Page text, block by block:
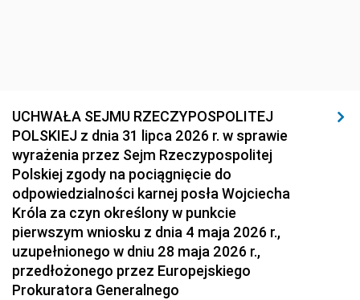
UCHWAŁA SEJMU RZECZYPOSPOLITEJ
POLSKIEJ z dnia 31 lipca 2026 r. w sprawie
wyrażenia przez Sejm Rzeczypospolitej
Polskiej zgody na pociągnięcie do
odpowiedzialności karnej posła Wojciecha
Króla za czyn określony w punkcie
pierwszym wniosku z dnia 4 maja 2026 r.,
uzupełnionego w dniu 28 maja 2026 r.,
przedłożonego przez Europejskiego
Prokuratora Generalnego